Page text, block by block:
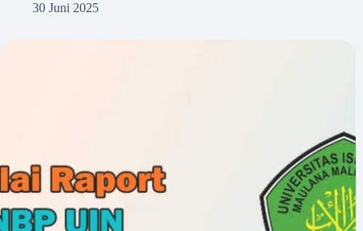
30 Juni 2025